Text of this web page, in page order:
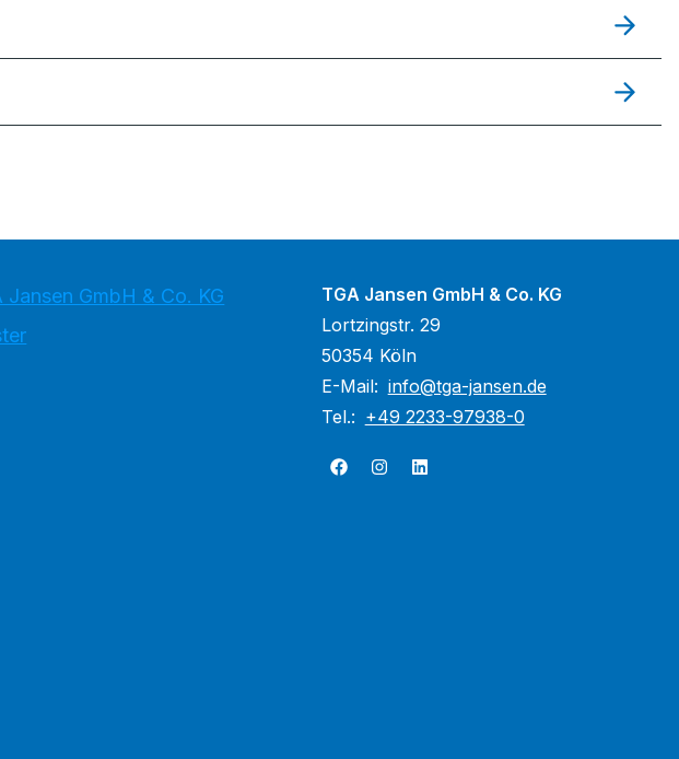
Jansen GmbH & Co. KG
TGA Jansen GmbH & Co. KG
Lortzingstr. 29
50354 Köln
E-Mail: info@tga-jansen.de
Tel.: +49 2233-97938-0